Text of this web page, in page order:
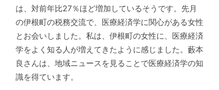
は、対前年比27％ほど増加しているそうです。先月
の伊根町の税務交流で、医療経済学に関心がある女性
とお会いしました。私は、伊根町の女性に、医療経済
学をよく知る人が増えてきたように感じました。藪本
良さんは、地域ニュースを見ることで医療経済学の知
識を得ています。